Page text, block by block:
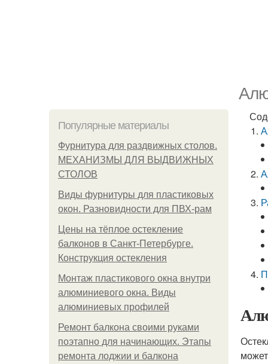
Популярные материалы
Фурнитура для раздвижных столов.
МЕХАНИЗМЫ ДЛЯ ВЫДВИЖНЫХ
СТОЛОВ
Виды фурнитуры для пластиковых
окон. Разновидности для ПВХ-рам
Цены на тёплое остекление
балконов в Санкт-Петербурге.
Конструкция остекления
Монтаж пластикового окна внутри
алюминиевого окна. Виды
алюминиевых профилей
Ремонт балкона своими руками
поэтапно для начинающих. Этапы
ремонта лоджии и балкона